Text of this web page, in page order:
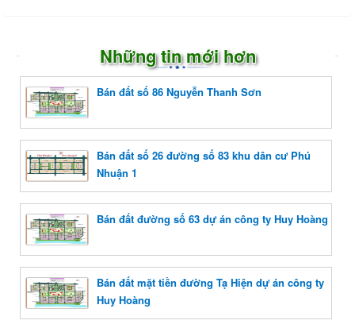
Những tin mới hơn
Bán đất số 86 Nguyễn Thanh Sơn
Bán đất số 26 đường số 83 khu dân cư Phú
Nhuận 1
Bán đất đường số 63 dự án công ty Huy Hoàng
Bán đất mặt tiền đường Tạ Hiện dự án công ty
Huy Hoàng